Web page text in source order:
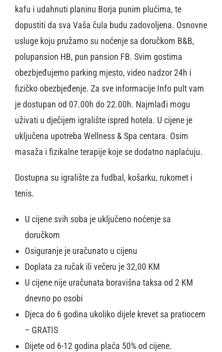
kafu i udahnuti planinu Borja punim plućima, te
dopustiti da sva Vaša čula budu zadovoljena. Osnovne
usluge koju pružamo su noćenje sa doručkom B&B,
polupansion HB, pun pansion FB. Svim gostima
obezbjeđujemo parking mjesto, video nadzor 24h i
fizičko obezbjeđenje. Za sve informacije Info pult vam
je dostupan od 07.00h do 22.00h. Najmlađi mogu
uživati u dječijem igralište ispred hotela. U cijene je
uključena upotreba Wellness & Spa centara. Osim
masaža i fizikalne terapije koje se dodatno naplaćuju.
Dostupna su igralište za fudbal, košarku, rukomet i
tenis.
U cijene svih soba je uključeno noćenje sa
doručkom
Osiguranje je uračunato u cijenu
Doplata za ručak ili večeru je 32,00 KM
U cijene nije uračunata boravišna taksa od 2 KM
dnevno po osobi
Djeca do 6 godina ukoliko dijele krevet sa pratiocem
– GRATIS
Dijete od 6-12 godina plaća 50% od cijene.